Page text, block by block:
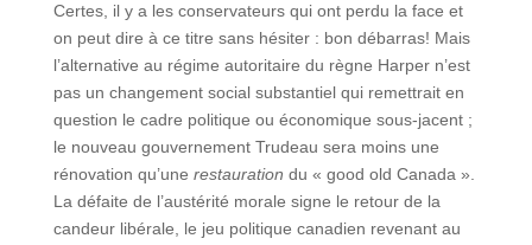
Certes, il y a les conservateurs qui ont perdu la face et
on peut dire à ce titre sans hésiter : bon débarras! Mais
l’alternative au régime autoritaire du règne Harper n’est
pas un changement social substantiel qui remettrait en
question le cadre politique ou économique sous-jacent ;
le nouveau gouvernement Trudeau sera moins une
rénovation qu’une restauration du « good old Canada ».
La défaite de l’austérité morale signe le retour de la
candeur libérale, le jeu politique canadien revenant au